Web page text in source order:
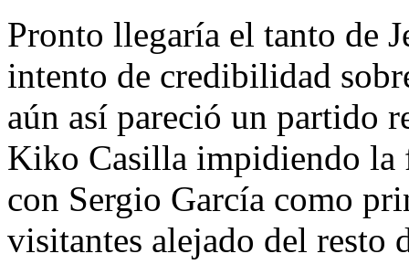
Pronto llegaría el tanto de
intento de credibilidad
aún así pareció un partido
Kiko Casilla impidiendo la
con Sergio García como
visitantes alejado del resto